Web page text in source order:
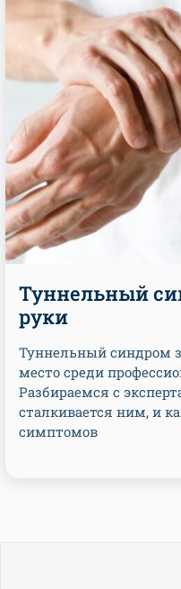
Туннельный
руки
Туннельный синдром
место среди
Разбираемся с
сталкивается ним, и
симптомов